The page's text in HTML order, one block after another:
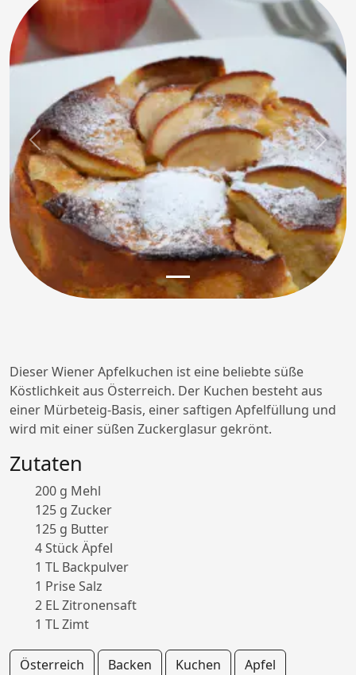
Previous Next
Dieser Wiener Apfelkuchen ist eine beliebte süße
Köstlichkeit aus Österreich. Der Kuchen besteht aus
einer Mürbeteig-Basis, einer saftigen Apfelfüllung und
wird mit einer süßen Zuckerglasur gekrönt.
Zutaten
200 g Mehl
125 g Zucker
125 g Butter
4 Stück Äpfel
1 TL Backpulver
1 Prise Salz
2 EL Zitronensaft
1 TL Zimt
Österreich Backen Kuchen
Apfel